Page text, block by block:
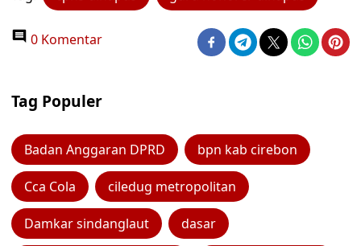
0 Komentar
Tag Populer
Badan Anggaran DPRD bpn kab cirebon
Cca Cola ciledug metropolitan
Damkar sindanglaut dasar